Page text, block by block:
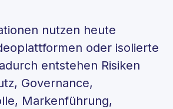
nutzen heute
oder isolierte
entstehen Risiken
Governance,
Markenführung,